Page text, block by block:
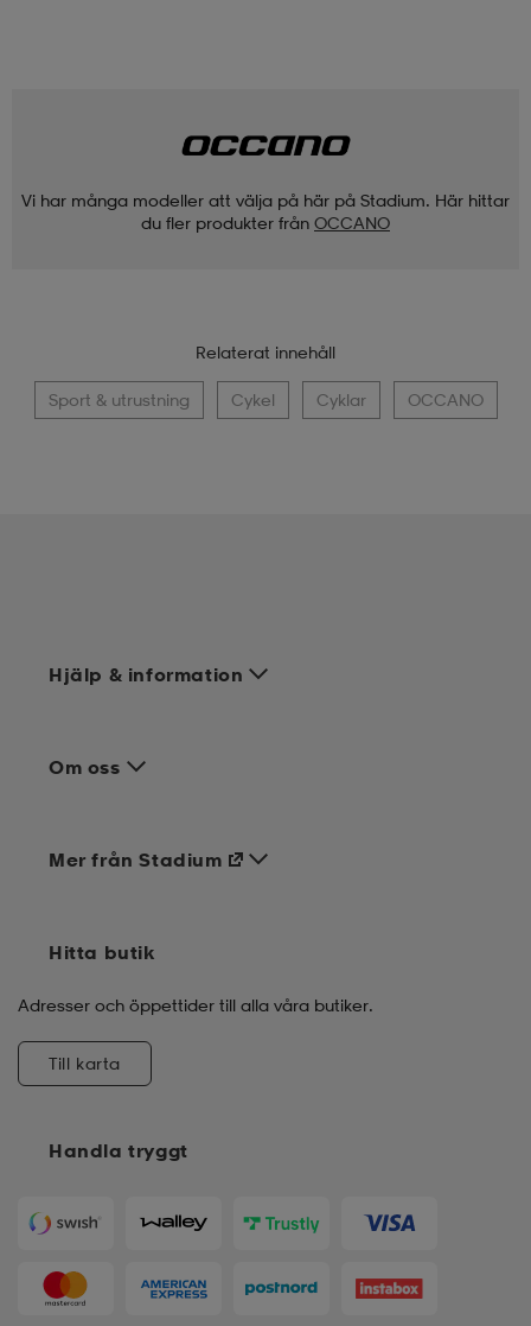
Vi har många modeller att välja på här på Stadium. Här hittar
du fler produkter från OCCANO
Relaterat innehåll
Sport & utrustning Cykel Cyklar OCCANO
Hjälp & information
Om oss
Handla tryggt
Mer från Stadium
Hitta butik
Adresser och öppettider till alla våra butiker.
Till karta